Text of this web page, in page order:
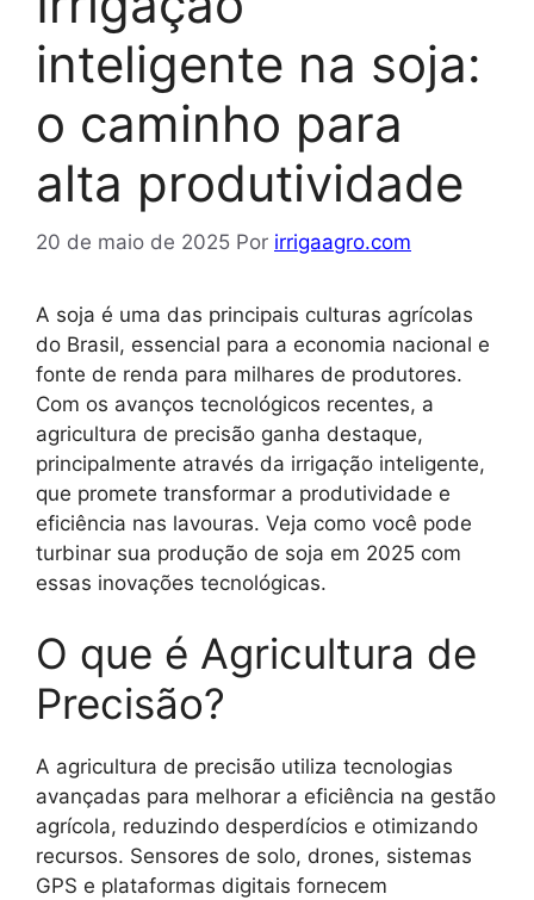
inteligente na soja:
o caminho para
alta produtividade
20 de maio de 2025 Por irrigaagro.com
A soja é uma das principais culturas agrícolas
do Brasil, essencial para a economia nacional e
fonte de renda para milhares de produtores.
Com os avanços tecnológicos recentes, a
agricultura de precisão ganha destaque,
principalmente através da irrigação inteligente,
que promete transformar a produtividade e
eficiência nas lavouras. Veja como você pode
turbinar sua produção de soja em 2025 com
essas inovações tecnológicas.
O que é Agricultura de
Precisão?
A agricultura de precisão utiliza tecnologias
avançadas para melhorar a eficiência na gestão
agrícola, reduzindo desperdícios e otimizando
recursos. Sensores de solo, drones, sistemas
GPS e plataformas digitais fornecem